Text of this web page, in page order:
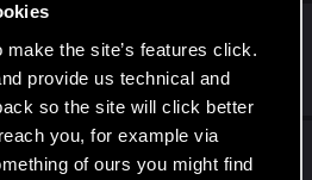
the site’s features click.
provide us technical and
so the site will click better
you, for example via
of ours you might find
1 309
May 25, 2026
Pro est là !